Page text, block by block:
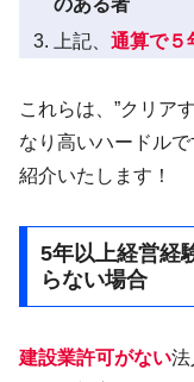
上記、通算で５
これらは、”クリア
なり高いハードル
紹介いたします！
5年以上経営経
らない場合
建設業許可がない法